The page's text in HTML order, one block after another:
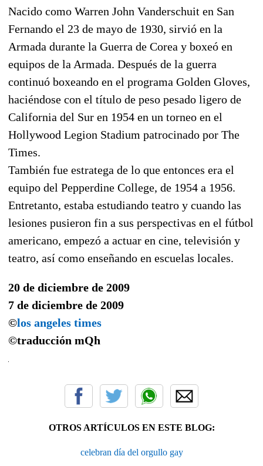
Nacido como Warren John Vanderschuit en San
Fernando el 23 de mayo de 1930, sirvió en la
Armada durante la Guerra de Corea y boxeó en
equipos de la Armada. Después de la guerra
continuó boxeando en el programa Golden Gloves,
haciéndose con el título de peso pesado ligero de
California del Sur en 1954 en un torneo en el
Hollywood Legion Stadium patrocinado por The
Times.
También fue estratega de lo que entonces era el
equipo del Pepperdine College, de 1954 a 1956.
Entretanto, estaba estudiando teatro y cuando las
lesiones pusieron fin a sus perspectivas en el fútbol
americano, empezó a actuar en cine, televisión y
teatro, así como enseñando en escuelas locales.
20 de diciembre de 2009
7 de diciembre de 2009
©los angeles times
©traducción mQh
OTROS ARTÍCULOS EN ESTE BLOG:
celebran día del orgullo gay